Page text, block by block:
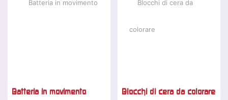
Batteria in movimento Blocchi di cera da colorare